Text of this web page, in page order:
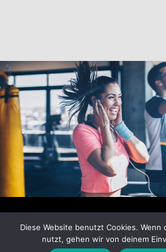
Impressum Allgemeine
Diese Website benutzt Cookies.
nutzt, gehen wir von deinem